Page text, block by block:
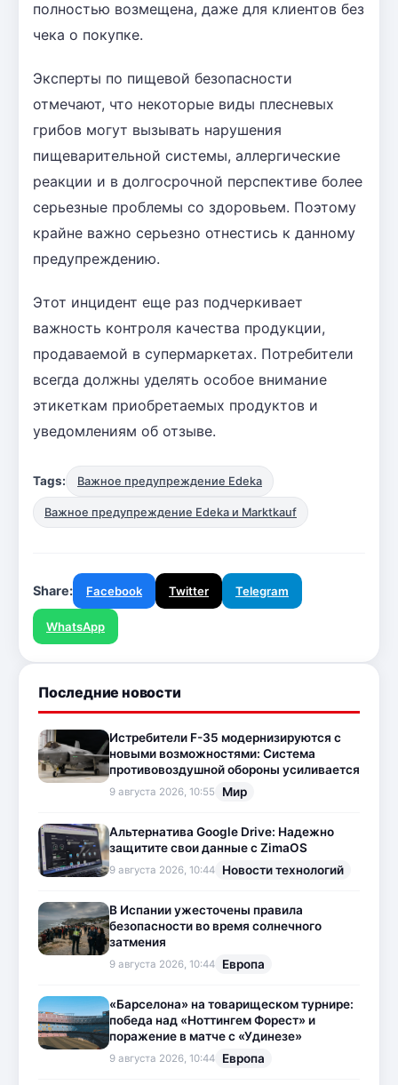
полностью возмещена, даже для клиентов без
чека о покупке.
Эксперты по пищевой безопасности
отмечают, что некоторые виды плесневых
грибов могут вызывать нарушения
пищеварительной системы, аллергические
реакции и в долгосрочной перспективе более
серьезные проблемы со здоровьем. Поэтому
крайне важно серьезно отнестись к данному
предупреждению.
Этот инцидент еще раз подчеркивает
важность контроля качества продукции,
продаваемой в супермаркетах. Потребители
всегда должны уделять особое внимание
этикеткам приобретаемых продуктов и
уведомлениям об отзыве.
Tags: Важное предупреждение Edeka
Важное предупреждение Edeka и Marktkauf
Share: Facebook Twitter Telegram
WhatsApp
Последние новости
Истребители F-35 модернизируются с
новыми возможностями: Система
противовоздушной обороны усиливается
9 августа 2026, 10:55 Мир
Альтернатива Google Drive: Надежно
защитите свои данные с ZimaOS
9 августа 2026, 10:44 Новости технологий
В Испании ужесточены правила
безопасности во время солнечного
затмения
9 августа 2026, 10:44 Европа
«Барселона» на товарищеском турнире:
победа над «Ноттингем Форест» и
поражение в матче с «Удинезе»
9 августа 2026, 10:44 Европа